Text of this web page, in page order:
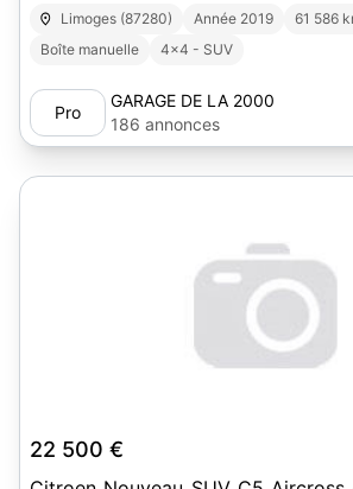
Limoges (87280) Année 2019 61 586
Boîte manuelle
4x4 - SUV
Pro
GARAGE DE LA 2000
186 annonces
22 500 €